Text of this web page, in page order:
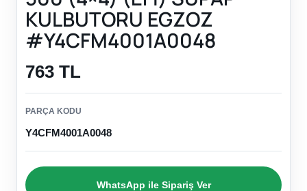
KULBUTORU EGZOZ
#Y4CFM4001A0048
763 TL
PARÇA KODU
Y4CFM4001A0048
WhatsApp ile Sipariş Ver